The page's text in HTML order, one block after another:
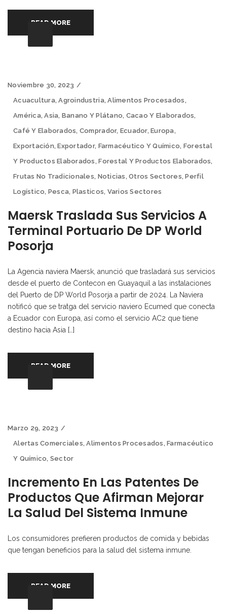
READ MORE
Noviembre 30, 2023
Acuacultura,Agroindustria,Alimentos Procesados,
América,Asia, Banano Y Plátano, Cacao Y Elaborados,
Café Y Elaborados, Comprador, Ecuador,Europa,
Exportación,Exportador, Farmacéutico Y Químico, Forestal
Y Productos Elaborados,Forestal Y Productos Elaborados,
Frutas No Tradicionales, Noticias,Otros Sectores,Perfil
Logístico, Pesca, Plasticos, Varios Sectores
Maersk Traslada Sus Servicios A
Terminal Portuario De DP World
Posorja
La Agencia naviera Maersk, anunció que trasladará sus servicios
desde el puerto de Contecon en Guayaquil a las instalaciones
del Puerto de DP World Posorja a partir de 2024. La Naviera
notificó que se tratga del servicio naviero Ecumed que conecta
a Ecuador con Europa, así como el servicio AC2 que tiene
destino hacia Asia […]
READ MORE
Marzo 29, 2023
Alertas Comerciales,Alimentos Procesados,Farmacéutico
Y Químico, Sector
Incremento En Las Patentes De
Productos Que Afirman Mejorar
La Salud Del Sistema Inmune
Los consumidores prefieren productos de comida y bebidas
que tengan beneficios para la salud del sistema inmune.
READ MORE